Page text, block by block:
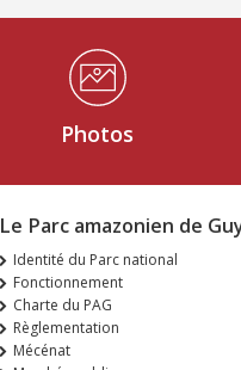
Médiathèque Footer
Photos
Le Parc amazonien de
Identité du Parc national
Fonctionnement
Charte du PAG
Règlementation
Mécénat